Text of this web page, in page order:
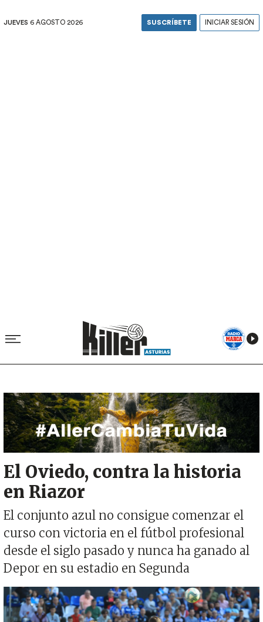
JUEVES 6 AGOSTO 2026 SUSCRÍBETE INICIAR SESIÓN
Image
El Oviedo, contra la historia
en Riazor
El conjunto azul no consigue comenzar el
curso con victoria en el fútbol profesional
desde el siglo pasado y nunca ha ganado al
Depor en su estadio en Segunda
Imagen